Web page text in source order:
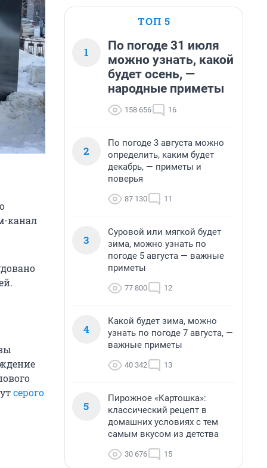
канал
серого
ТОП 5
1
По погоде 31 июля
можно узнать, какой
будет осень, —
народные приметы
158 656 16
2
По погоде 3 августа можно
определить, каким будет
декабрь, — приметы и
поверья
87 130 11
3
Суровой или мягкой будет
зима, можно узнать по
погоде 5 августа — важные
приметы
77 800 12
4
Какой будет зима, можно
узнать по погоде 7 августа, —
важные приметы
40 342 13
5
Пирожное «Картошка»:
классический рецепт в
домашних условиях с тем
самым вкусом из детства
30 676 15